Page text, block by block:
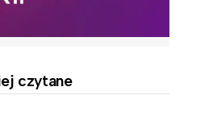
czytane